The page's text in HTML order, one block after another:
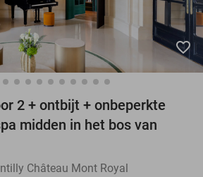
favorite_border
2 + ontbijt + onbeperkte
midden in het bos van
Château Mont Royal